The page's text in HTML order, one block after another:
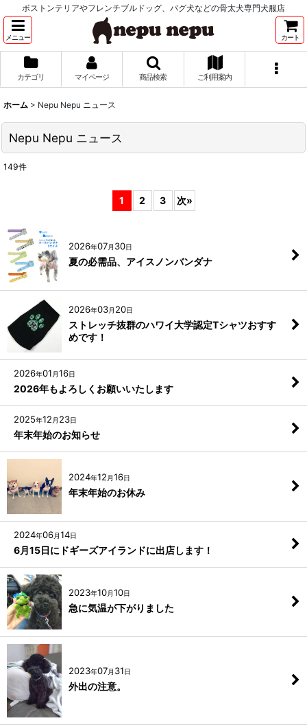
ボストンテリアやフレンチブルドッグ、パグ犬などの骨太犬専門犬服店
メニュー カート
カテゴリ マイページ 商品検索 ご利用案内
ホーム > Nepu Nepu ニュース
Nepu Nepu ニュース
149件
1 2 3 次»
2026年07月 30日
夏の必需品、アイスノンバンダナ
2026年03月 20日
ストレッチ抜群のハワイ大学認定Tシャツおすす
めです！
2026年01 月16日
2026年もよろしくお願いいたします
2025年12 月 23日
年末年始のお知らせ
2024年12 月16日
年末年始のお休み
2024年06月14日
6月15日にドギーズアイランドに出店します！
2023年10月10日
急に気温が下がりました
2023年07月 31日
外出の注意。